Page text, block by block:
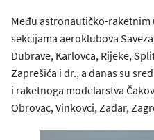
Među astronautičko-
sekcijama aeroklubova
Dubrave, Karlovca, Rijeke,
Zaprešića i dr., a danas su
i raketnoga modelarstva
Obrovac, Vinkovci, Zadar,